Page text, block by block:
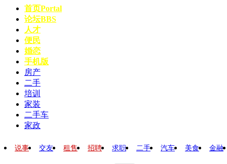
首页Portal
论坛BBS
人才
便民
婚恋
手机版
房产
二手
培训
家装
二手车
家政
说事 交友 租售 招聘 求职 二手 汽车 美食 金融